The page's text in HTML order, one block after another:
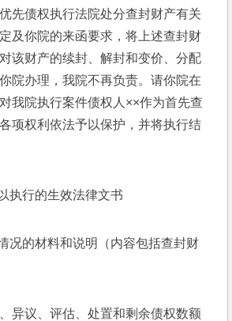
先债权执行法院处分查封财产有关
及你院的来函要求，将上述查封财
该财产的续封、解封和变价、分配
院办理，我院不再负责。请你院在
我院执行案件债权人××作为首先查
项权利依法予以保护，并将执行结
执行的生效法律文书
况的材料和说明（内容包括查封财
异议、评估、处置和剩余债权数额